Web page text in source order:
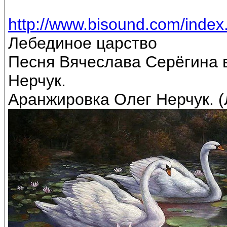
http://www.bisound.com/
Лебединое царство
Песня Вячеслава
Нерчук.
Аранжировка Олег Нерчук.